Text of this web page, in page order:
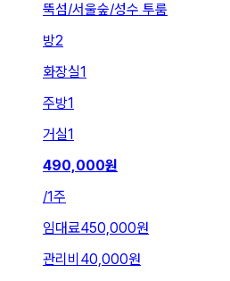
뚝섬/서울숲/성수 투룸
방2
화장실1
주방1
거실1
490,000원
/1주
임대료450,000원
관리비 40,000원